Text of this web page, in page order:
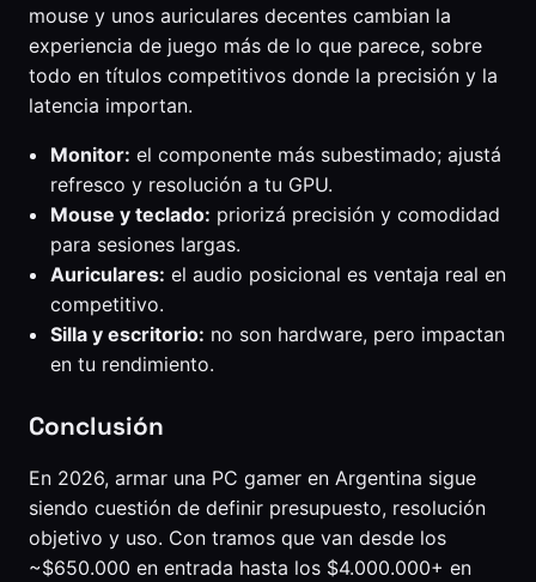
mouse y unos auriculares decentes cambian la
experiencia de juego más de lo que parece, sobre
todo en títulos competitivos donde la precisión y la
latencia importan.
Monitor: el componente más subestimado; ajustá
refresco y resolución a tu GPU.
Mouse y teclado: priorizá precisión y comodidad
para sesiones largas.
Auriculares: el audio posicional es ventaja real en
competitivo.
Silla y escritorio: no son hardware, pero impactan
en tu rendimiento.
Conclusión
En 2026, armar una PC gamer en Argentina sigue
siendo cuestión de definir presupuesto, resolución
objetivo y uso. Con tramos que van desde los
~$650.000 en entrada hasta los $4.000.000+ en